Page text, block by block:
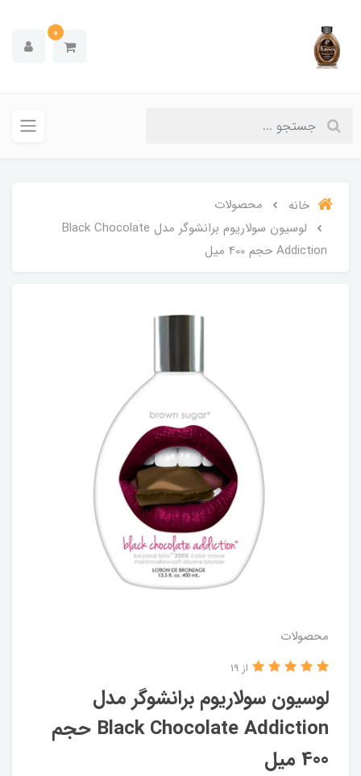
0
خانه
محصولات
لوسیون سولاریوم برانشوگر مدل Black Chocolate
Addiction حجم 400 میل
محصولات
لوسیون سولاریوم برانشوگر مدل
Black Chocolate Addiction حجم
400 میل
از 19